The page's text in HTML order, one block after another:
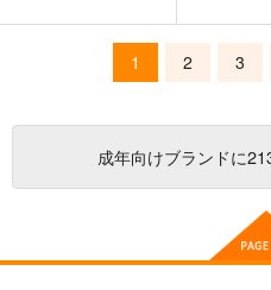
1 2 3
成年向けブランドに